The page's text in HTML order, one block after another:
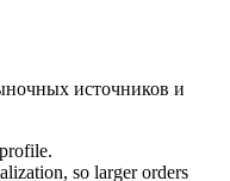
источников и
so larger orders